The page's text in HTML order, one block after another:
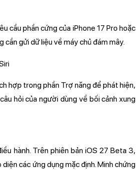
cầu phần cứng của iPhone 17 Pro hoặc
gửi dữ liệu về máy chủ đám mây.
hợp trong phần Trợ năng để phát hiện,
hỏi của người dùng về bối cảnh xung
hành. Trên phiên bản iOS 27 Beta 3,
các ứng dụng mặc định. Minh chứng